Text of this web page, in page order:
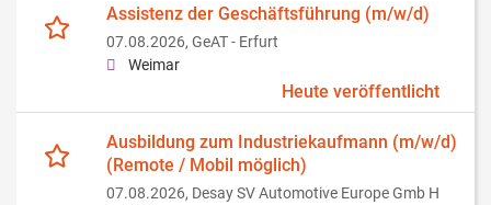
Assistenz der Geschäftsführung (m/w/d)
07.08.2026, GeAT - Erfurt
Weimar
Heute veröffentlicht
Ausbildung zum Industriekaufmann (m/w/d)
(Remote / Mobil möglich)
07.08.2026, Desay SV Automotive Europe Gmb H